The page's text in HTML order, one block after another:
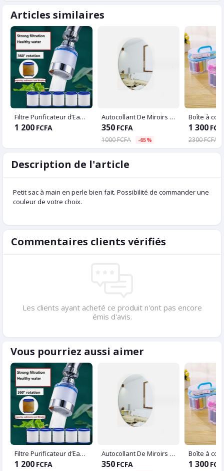
Articles similaires
Filtre Purificateur d’Eau pour Robinet
1 200 FCFA
Autocollant De Miroirs Adhésifs De Forme Ovale, Pour Mur Sur Carrelage De Salle De Bain (45*35cm)
350 FCFA
1000 FCFA -65%
1 300
2300 FCFA
Description de l'article
Petit sac à main en perle bien fait. Possibilité de commander une
couleur de votre choix.
Commentaires clients vérifiés
Les clients ayant acheté ce produit n'ont pas encore
émis d'avis.
Vous pourriez aussi aimer
Filtre Purificateur d’Eau pour Robinet
1 200 FCFA
Autocollant De Miroirs Adhésifs De Forme Ovale, Pour Mur Sur Carrelage De Salle De Bain (45*35cm)
350 FCFA 1 300